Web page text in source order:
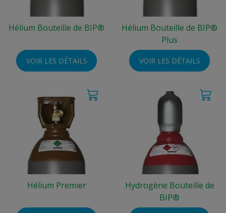
Hélium Bouteille de BIP®
VOIR LES DÉTAILS
Hélium Bouteille de BIP®
Plus
VOIR LES DÉTAILS
Hélium Premier
Hydrogène Bouteille de
BIP®